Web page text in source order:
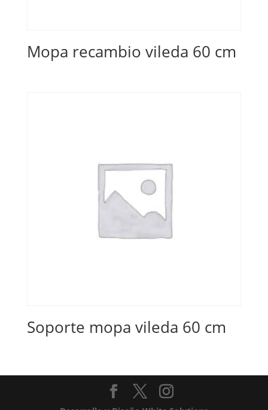
Mopa recambio vileda 60 cm
Soporte mopa vileda 60 cm